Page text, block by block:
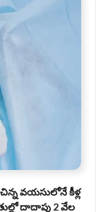
వయసులోనే కీళ్ల
దాదాపు 2 వేల